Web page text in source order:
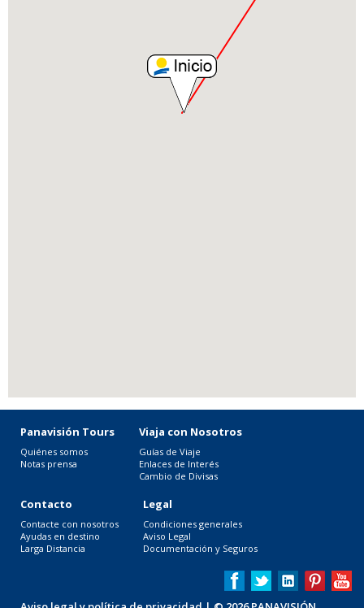
Panavisión Tours
Quiénes somos
Notas prensa
Viaja con Nosotros
Guías de Viaje
Enlaces de Interés
Cambio de Divisas
Contacto
Contacte con nosotros
Ayudas en destino
Larga Distancia
Legal
Condiciones generales
Aviso Legal
Documentación y Seguros